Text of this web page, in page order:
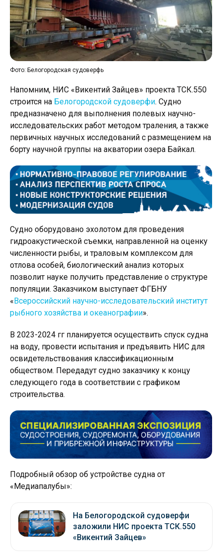
Фото: Белогородская судоверфь
Напомним, НИС «Викентий Зайцев» проекта ТСК.550
строится на Белогородской судоверфи. Судно
предназначено для выполнения полевых научно-
исследовательских работ методом траления, а также
первичных научных исследований с размещением на
борту научной группы на акватории озера Байкал.
Судно оборудовано эхолотом для проведения
гидроакустической съемки, направленной на оценку
численности рыбы, и траловым комплексом для
отлова особей, биологический анализ которых
позволит науке получить представление о структуре
популяции. Заказчиком выступает ФГБНУ
«Всероссийский научно-исследовательский институт
рыбного хозяйства и океанографии».
В 2023-2024 гг планируется осуществить спуск судна
на воду, провести испытания и предъявить НИС для
освидетельствования классификационным
обществом. Передадут судно заказчику к концу
следующего года в соответствии с графиком
строительства.
Подробный обзор об устройстве судна от
«Медиапалубы»:
На Белогородской судоверфи
заложили НИС проекта ТСК.550
«Викентий Зайцев»